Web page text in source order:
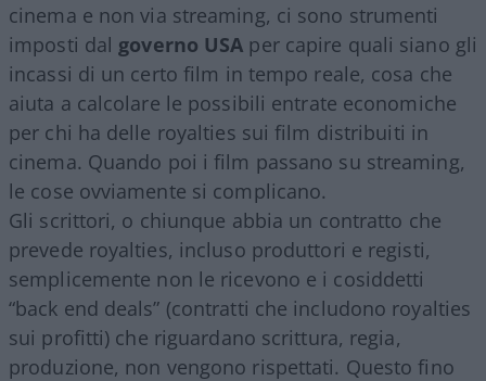
cinema e non via streaming, ci sono strumenti
imposti dal governo USA per capire quali siano gli
incassi di un certo film in tempo reale, cosa che
aiuta a calcolare le possibili entrate economiche
per chi ha delle royalties sui film distribuiti in
cinema. Quando poi i film passano su streaming,
le cose ovviamente si complicano.
Gli scrittori, o chiunque abbia un contratto che
prevede royalties, incluso produttori e registi,
semplicemente non le ricevono e i cosiddetti
“back end deals” (contratti che includono royalties
sui profitti) che riguardano scrittura, regia,
produzione, non vengono rispettati. Questo fino